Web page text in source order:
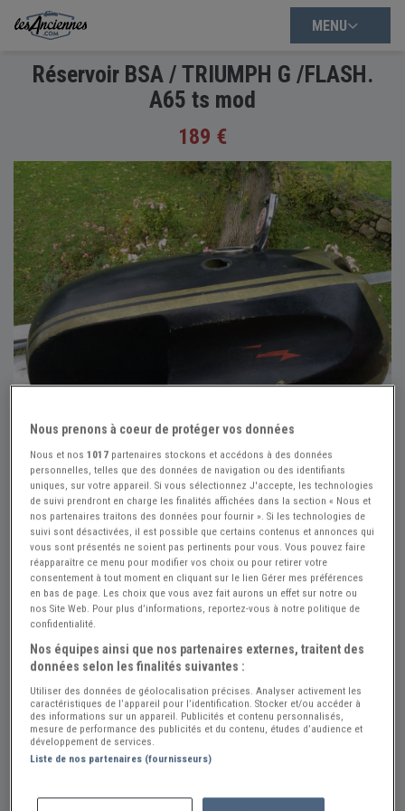
MENU
Réservoir BSA / TRIUMPH G /FLASH.
A65 ts mod
189 €
Réservoir BSA / TRIUMPH G /FLASH.
A65 ts mod
189 €
Vendeur Particulier
Nous prenons à coeur de protéger vos données
Nous et nos1017 partenaires stockons et accédons à des données
personnelles, telles que des données de navigation ou des identifiants
uniques, sur votre appareil. Si vous sélectionnez J'accepte, les technologies
de suivi prendront en charge les finalités affichées dans la section « Nous et
nos partenaires traitons des données pour fournir ». Si les technologies de
suivi sont désactivées, il est possible que certains contenus et annonces qui
vous sont présentés ne soient pas pertinents pour vous. Vous pouvez faire
réapparaître ce menu pour modifier vos choix ou pour retirer votre
consentement à tout moment en cliquant sur le lien Gérer mes préférences
en bas de page. Les choix que vous avez fait aurons un effet sur notre ou
nos Site Web. Pour plus d’informations, reportez-vous à notre politique de
confidentialité.
Nos équipes ainsi que nos partenaires externes, traitent des
données selon les finalités suivantes :
Utiliser des données de géolocalisation précises. Analyser activement les
caractéristiques de l’appareil pour l’identification. Stocker et/ou accéder à
des informations sur un appareil. Publicités et contenu personnalisés,
mesure de performance des publicités et du contenu, études d’audience et
développement de services.
Liste de nos partenaires (fournisseurs)